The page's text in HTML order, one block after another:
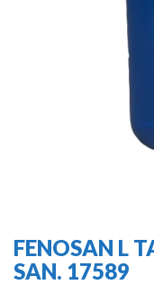
FENOSAN L
SAN. 17589